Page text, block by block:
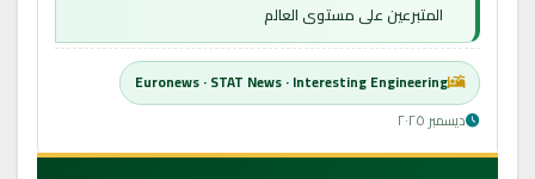
المتبرعين على مستوى العالم
Euronews · STAT News · Interesting Engineering
ديسمبر ٢٠٢٥